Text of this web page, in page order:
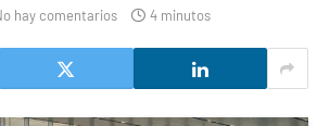
hay comentarios 4 minutos